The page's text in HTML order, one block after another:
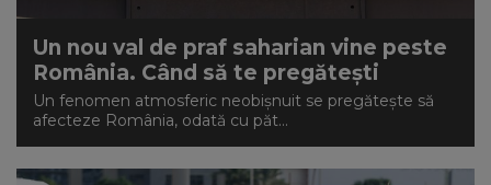
Un nou val de praf saharian vine peste
România. Când să te pregătești
Un fenomen atmosferic neobișnuit se pregătește să
afecteze România, odată cu păt...